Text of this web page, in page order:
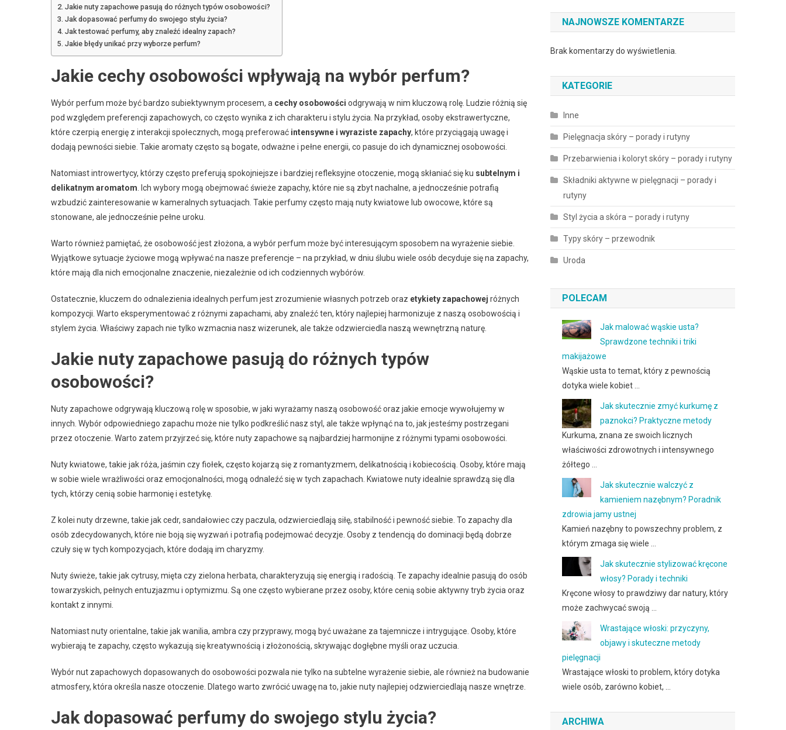
Jakie nuty zapachowe pasują do różnych typów osobowości?
Jak dopasować perfumy do swojego stylu życia?
Jak testować perfumy, aby znaleźć idealny zapach?
Jakie błędy unikać przy wyborze perfum?
Jakie cechy osobowości wpływają na wybór perfum?
Wybór perfum może być bardzo subiektywnym procesem, a cechy osobowości odgrywają w nim kluczową rolę. Ludzie różnią się
pod względem preferencji zapachowych, co często wynika z ich charakteru i stylu życia. Na przykład, osoby ekstrawertyczne,
które czerpią energię z interakcji społecznych, mogą preferować intensywne i wyraziste zapachy, które przyciągają uwagę i
dodają pewności siebie. Takie aromaty często są bogate, odważne i pełne energii, co pasuje do ich dynamicznej osobowości.
Natomiast introwertycy, którzy często preferują spokojniejsze i bardziej refleksyjne otoczenie, mogą skłaniać się ku subtelnym i
delikatnym aromatom. Ich wybory mogą obejmować świeże zapachy, które nie są zbyt nachalne, a jednocześnie potrafią
wzbudzić zainteresowanie w kameralnych sytuacjach. Takie perfumy często mają nuty kwiatowe lub owocowe, które są
stonowane, ale jednocześnie pełne uroku.
Warto również pamiętać, że osobowość jest złożona, a wybór perfum może być interesującym sposobem na wyrażenie siebie.
Wyjątkowe sytuacje życiowe mogą wpływać na nasze preferencje – na przykład, w dniu ślubu wiele osób decyduje się na zapachy,
które mają dla nich emocjonalne znaczenie, niezależnie od ich codziennych wybórów.
Ostatecznie, kluczem do odnalezienia idealnych perfum jest zrozumienie własnych potrzeb oraz etykiety zapachowej różnych
kompozycji. Warto eksperymentować z różnymi zapachami, aby znaleźć ten, który najlepiej harmonizuje z naszą osobowością i
stylem życia. Właściwy zapach nie tylko wzmacnia nasz wizerunek, ale także odzwierciedla naszą wewnętrzną naturę.
Jakie nuty zapachowe pasują do różnych typów
osobowości?
Nuty zapachowe odgrywają kluczową rolę w sposobie, w jaki wyrażamy naszą osobowość oraz jakie emocje wywołujemy w
innych. Wybór odpowiedniego zapachu może nie tylko podkreślić nasz styl, ale także wpłynąć na to, jak jesteśmy postrzegani
przez otoczenie. Warto zatem przyjrzeć się, które nuty zapachowe są najbardziej harmonijne z różnymi typami osobowości.
Nuty kwiatowe, takie jak róża, jaśmin czy fiołek, często kojarzą się z romantyzmem, delikatnością i kobiecością. Osoby, które mają
w sobie wiele wrażliwości oraz emocjonalności, mogą odnaleźć się w tych zapachach. Kwiatowe nuty idealnie sprawdzą się dla
tych, którzy cenią sobie harmonię i estetykę.
Z kolei nuty drzewne, takie jak cedr, sandałowiec czy paczula, odzwierciedlają siłę, stabilność i pewność siebie. To zapachy dla
osób zdecydowanych, które nie boją się wyzwań i potrafią podejmować decyzje. Osoby z tendencją do dominacji będą dobrze
czuły się w tych kompozycjach, które dodają im charyzmy.
Nuty świeże, takie jak cytrusy, mięta czy zielona herbata, charakteryzują się energią i radością. Te zapachy idealnie pasują do osób
towarzyskich, pełnych entuzjazmu i optymizmu. Są one często wybierane przez osoby, które cenią sobie aktywny tryb życia oraz
kontakt z innymi.
Natomiast nuty orientalne, takie jak wanilia, ambra czy przyprawy, mogą być uważane za tajemnicze i intrygujące. Osoby, które
wybierają te zapachy, często wykazują się kreatywnością i złożonością, skrywając dogłębne myśli oraz uczucia.
Wybór nut zapachowych dopasowanych do osobowości pozwala nie tylko na subtelne wyrażenie siebie, ale również na budowanie
atmosfery, która określa nasze otoczenie. Dlatego warto zwrócić uwagę na to, jakie nuty najlepiej odzwierciedlają nasze wnętrze.
Jak dopasować perfumy do swojego stylu życia?
NAJNOWSZE KOMENTARZE
Brak komentarzy do wyświetlenia.
KATEGORIE
Inne
Pielęgnacja skóry – porady i rutyny
Przebarwienia i koloryt skóry – porady i rutyny
Składniki aktywne w pielęgnacji – porady i
rutyny
Styl życia a skóra – porady i rutyny
Typy skóry – przewodnik
Uroda
POLECAM
Jak malować wąskie usta?
Sprawdzone techniki i triki
makijażowe
Wąskie usta to temat, który z pewnością
dotyka wiele kobiet …
Jak skutecznie zmyć kurkumę z
paznokci? Praktyczne metody
Kurkuma, znana ze swoich licznych
właściwości zdrowotnych i intensywnego
żółtego …
Jak skutecznie walczyć z
kamieniem nazębnym? Poradnik
zdrowia jamy ustnej
Kamień nazębny to powszechny problem, z
którym zmaga się wiele …
Jak skutecznie stylizować kręcone
włosy? Porady i techniki
Kręcone włosy to prawdziwy dar natury, który
może zachwycać swoją …
Wrastające włoski: przyczyny,
objawy i skuteczne metody
pielęgnacji
Wrastające włoski to problem, który dotyka
wiele osób, zarówno kobiet, …
ARCHIWA